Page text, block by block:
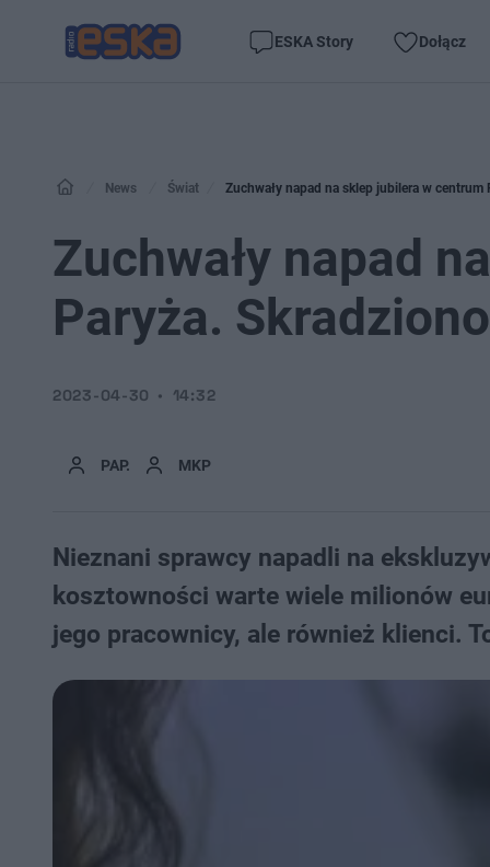
ESKA Story Dołącz
News Świat Zuchwały napad na sklep jubilera w
Zuchwały napad
Paryża.
PAP. MKP
2023-04-30 14:32
Nieznani sprawcy napadli na
kosztowności warte wiele milionów
jego pracownicy, ale również klienci.